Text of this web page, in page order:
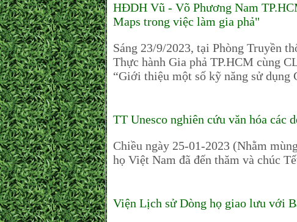
HĐDH Vũ - Võ Phương Nam
Maps trong việc làm gia phả"
Sáng 23/9/2023, tại Phòng Truyền
Thực hành Gia phả TP.HCM cùng
“Giới thiệu một số kỹ năng sử dụng
TT Unesco nghiên cứu văn hóa
Chiều ngày 25-01-2023 (Nhằm
họ Việt Nam đã đến thăm và chúc
Viện Lịch sử Dòng họ giao lưu với